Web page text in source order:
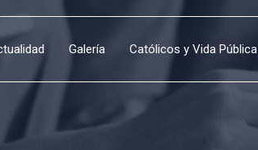
Galería Católicos y Vida Pública